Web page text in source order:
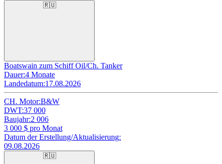
🇷🇺
Boatswain zum Schiff Oil/Ch. Tanker
Dauer:4 Monate
Landedatum:17.08.2026
CH. Motor:B&W
DWT:37 000
Baujahr:2 006
3 000 $ pro Monat
Datum der Erstellung/Aktualisierung:
09.08.2026
🇷🇺